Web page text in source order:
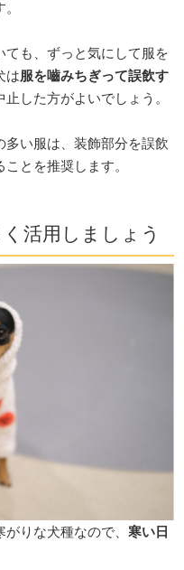
ても、ずっと気にして服を
は服を嚙みちぎって誤飲す
した方がよいでしょう。
多い服は、装飾部分を誤飲
とを推奨します。
活用しましょう
がりな犬種なので、寒い日